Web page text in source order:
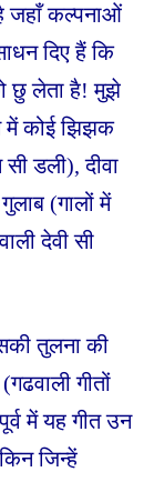
जहाँ कल्पनाओं
दिए हैं कि
छु लेता है! मुझे
में कोई झिझक
डली), दीवा
(गालों में
देवी सी
तुलना की
गीतों
में यह गीत उन
जिन्हें